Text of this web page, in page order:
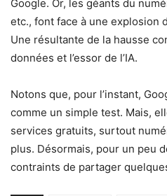
Google. Or, les géants du
etc., font face à une explosion
Une résultante de la hausse
données et l’essor de l’IA.
Notons que, pour l’instant,
comme un simple test. Mais,
services gratuits, surtout
plus. Désormais, pour un peu
contraints de partager